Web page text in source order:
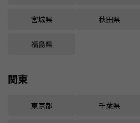
宮城県 秋田県
福島県
関東
東京都 千葉県